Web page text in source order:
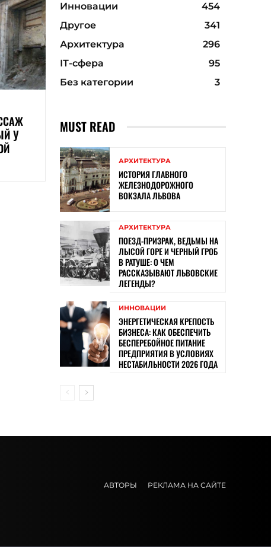
У
Инновации
454
Другое
341
Архитектура
296
ІТ-сфера
95
Без категории
3
MUST READ
АРХИТЕКТУРА
ИСТОРИЯ ГЛАВНОГО
ЖЕЛЕЗНОДОРОЖНОГО
ВОКЗАЛА ЛЬВОВА
АРХИТЕКТУРА
ПОЕЗД-ПРИЗРАК, ВЕДЬМЫ НА
ЛЫСОЙ ГОРЕ И ЧЕРНЫЙ ГРОБ
В РАТУШЕ: О ЧЕМ
РАССКАЗЫВАЮТ ЛЬВОВСКИЕ
ЛЕГЕНДЫ?
ИННОВАЦИИ
ЭНЕРГЕТИЧЕСКАЯ КРЕПОСТЬ
БИЗНЕСА: КАК ОБЕСПЕЧИТЬ
БЕСПЕРЕБОЙНОЕ ПИТАНИЕ
ПРЕДПРИЯТИЯ В УСЛОВИЯХ
НЕСТАБИЛЬНОСТИ 2026 ГОДА
АВТОРЫ РЕКЛАМА НА САЙТЕ